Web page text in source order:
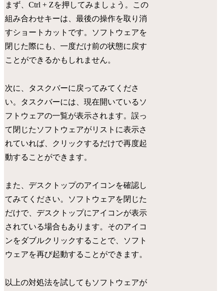
まず、Ctrl + Zを押してみましょう。この
組み合わせキーは、最後の操作を取り消
すショートカットです。ソフトウェアを
閉じた際にも、一度だけ前の状態に戻す
ことができるかもしれません。
次に、タスクバーに戻ってみてくださ
い。タスクバーには、現在開いているソ
フトウェアの一覧が表示されます。誤っ
て閉じたソフトウェアがリストに表示さ
れていれば、クリックするだけで再度起
動することができます。
また、デスクトップのアイコンを確認し
てみてください。ソフトウェアを閉じた
だけで、デスクトップにアイコンが表示
されている場合もあります。そのアイコ
ンをダブルクリックすることで、ソフト
ウェアを再び起動することができます。
以上の対処法を試してもソフトウェアが